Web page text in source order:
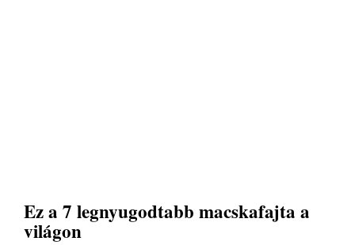
Ez a 7 legnyugodtabb macskafajta a
világon